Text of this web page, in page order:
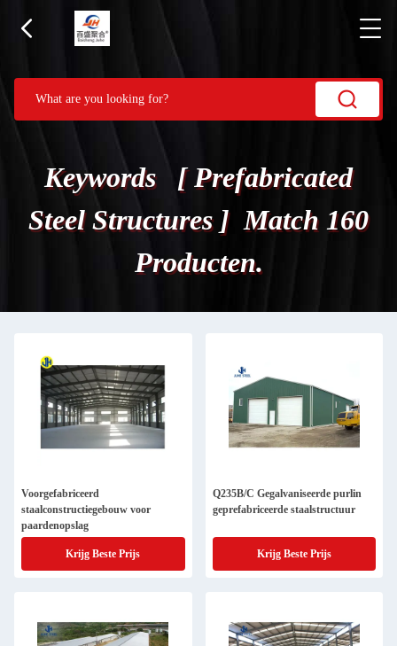
Keywords [ Prefabricated
Steel Structures ] Match 160
Producten.
Voorgefabriceerd
staalconstructiegebouw voor
paardenopslag
Krijg Beste Prijs
Q235B/C Gegalvaniseerde purlin
geprefabriceerde staalstructuur
Krijg Beste Prijs